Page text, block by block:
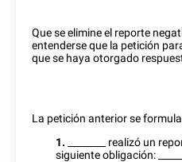
Que se elimine el reporte
entenderse que la petición
que se haya otorgado
La petición anterior se
1.
realizó un
siguiente obligación: